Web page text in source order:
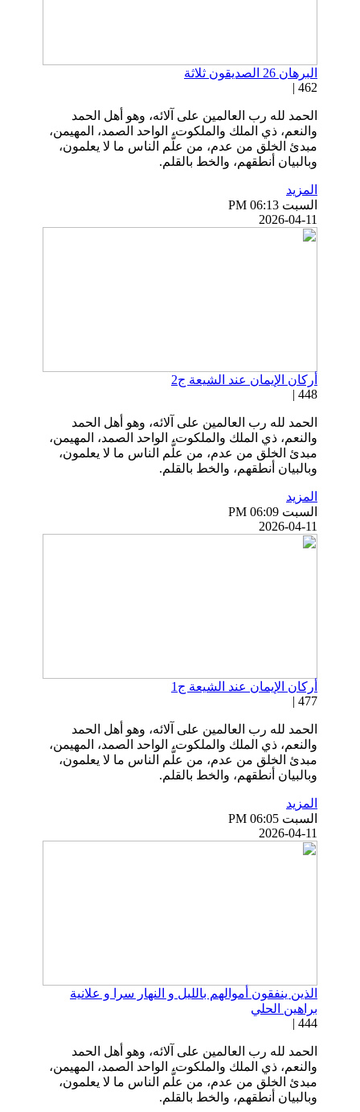
البرهان 26 الصديقون ثلاثة
462 |
الحمد لله رب العالمين على آلائه، وهو أهل الحمد
والنعم، ذي الملك والملكوت، الواحد الصمد، المهيمن،
مبدئ الخلق من عدم، من علَّم الناس ما لا يعلمون،
وبالبيان أنطقهم، والخط بالقلم.
المزيد
السبت PM 06:13
2026-04-11
أركان الإيمان عند الشيعة ج2
448 |
الحمد لله رب العالمين على آلائه، وهو أهل الحمد
والنعم، ذي الملك والملكوت، الواحد الصمد، المهيمن،
مبدئ الخلق من عدم، من علَّم الناس ما لا يعلمون،
وبالبيان أنطقهم، والخط بالقلم.
المزيد
السبت PM 06:09
2026-04-11
أركان الإيمان عند الشيعة ج1
477 |
الحمد لله رب العالمين على آلائه، وهو أهل الحمد
والنعم، ذي الملك والملكوت، الواحد الصمد، المهيمن،
مبدئ الخلق من عدم، من علَّم الناس ما لا يعلمون،
وبالبيان أنطقهم، والخط بالقلم.
المزيد
السبت PM 06:05
2026-04-11
الذين ينفقون أموالهم بالليل و النهار سرا و علانية
براهين الحلي
444 |
الحمد لله رب العالمين على آلائه، وهو أهل الحمد
والنعم، ذي الملك والملكوت، الواحد الصمد، المهيمن،
مبدئ الخلق من عدم، من علَّم الناس ما لا يعلمون،
وبالبيان أنطقهم، والخط بالقلم.